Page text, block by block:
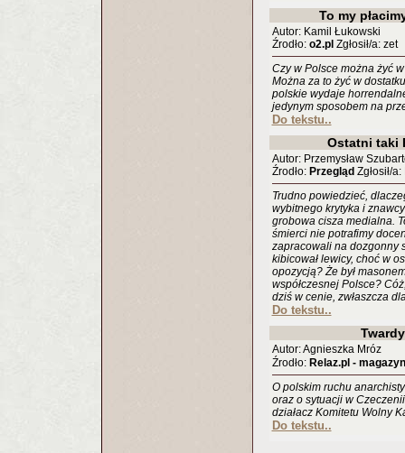
To my
Autor: Kamil Łukowski
Źrodło: o2.pl Zgłosił/a: zet
Czy w Polsce można żyć
Można za to żyć w
polskie wydaje
jedynym sposobem na
Do tekstu..
Ostatni taki
Autor: Przemysław
Źrodło: Przegląd Zgłosił/a:
Trudno powiedzieć,
wybitnego krytyka i
grobowa cisza medialna.
śmierci nie potrafimy
zapracowali na dozgonny
kibicował lewicy, choć w
opozycją? Że był
współczesnej Polsce?
dziś w cenie, zwłaszcza
Do tekstu..
Autor: Agnieszka Mróz
Źrodło: Relaz.pl - magazyn
O polskim ruchu
oraz o sytuacji w
działacz Komitetu Wolny
Do tekstu..